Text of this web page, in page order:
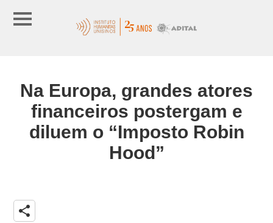
Na Europa, grandes atores
financeiros postergam e
diluem o “Imposto Robin
Hood”
share